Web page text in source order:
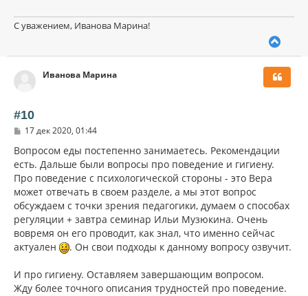
С уважением, Иванова Марина!
у
л
Иванова Марина
#10
С
о
щ
е
н
и
е
17 дек 2020, 01:44
Вопросом еды постепенно занимаетесь. Рекомендации
есть. Дальше были вопросы про поведение и гигиену.
Про поведение с психологической стороны - это Вера
может отвечать в своем разделе, а мы этот вопрос
обсуждаем с точки зрения педагогики, думаем о способах
регуляции + завтра семинар Ильи Музюкина. Очень
вовремя он его проводит, как знал, что именно сейчас
актуален
. Он свои подходы к данному вопросу озвучит.
И про гигиену. Оставляем завершающим вопросом.
Жду более точного описания трудностей про поведение.